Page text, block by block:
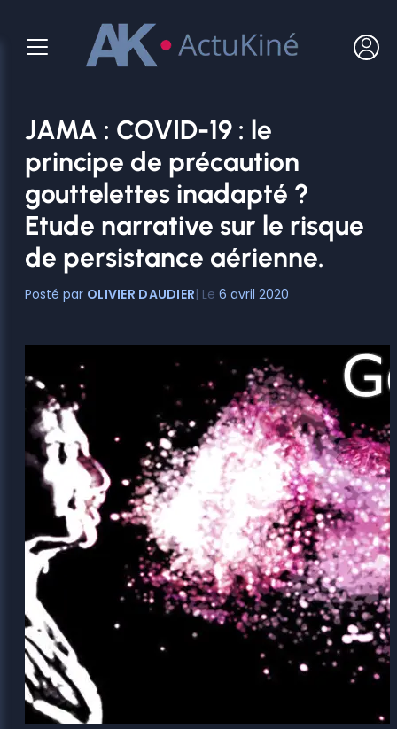
contenu
JAMA : COVID-19 : le
principe de précaution
gouttelettes inadapté ?
Etude narrative sur le risque
de persistance aérienne.
OLIVIER DAUDIER 6 avril 2020